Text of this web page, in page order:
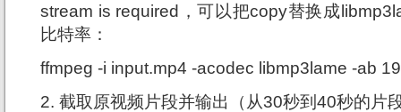
stream is required，可以把copy替换成
比特率：
ffmpeg -i input.mp4 -acodec libmp3lame -ab
2. 截取原视频片段并输出（从30秒到40秒的片